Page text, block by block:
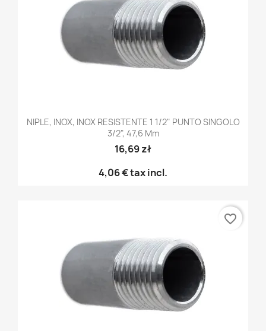
NIPLE, INOX, INOX RESISTENTE 1 1/2" PUNTO SINGOLO
3/2", 47,6 Mm
16,69 zł
4,06 €tax incl.
favorite_border